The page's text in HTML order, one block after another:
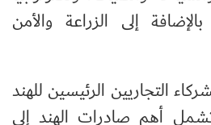
بالإضافة إلى الزراعة والأمن
التجاريين الرئيسين للهند
أهم صادرات الهند إلى